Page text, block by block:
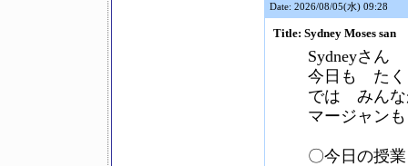
Date: 2026/08/05(水) 09:28
Title: Sydney Moses san
Sydneyさん
今日も たく
では みんな
マージャン
〇今日の授業